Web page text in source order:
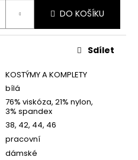
DO KOŠÍKU
KOSTÝMY A KOMPLETY
bílá
76% viskóza, 21% nylon,
3% spandex
38, 42, 44, 46
pracovní
dámské
Sdílet